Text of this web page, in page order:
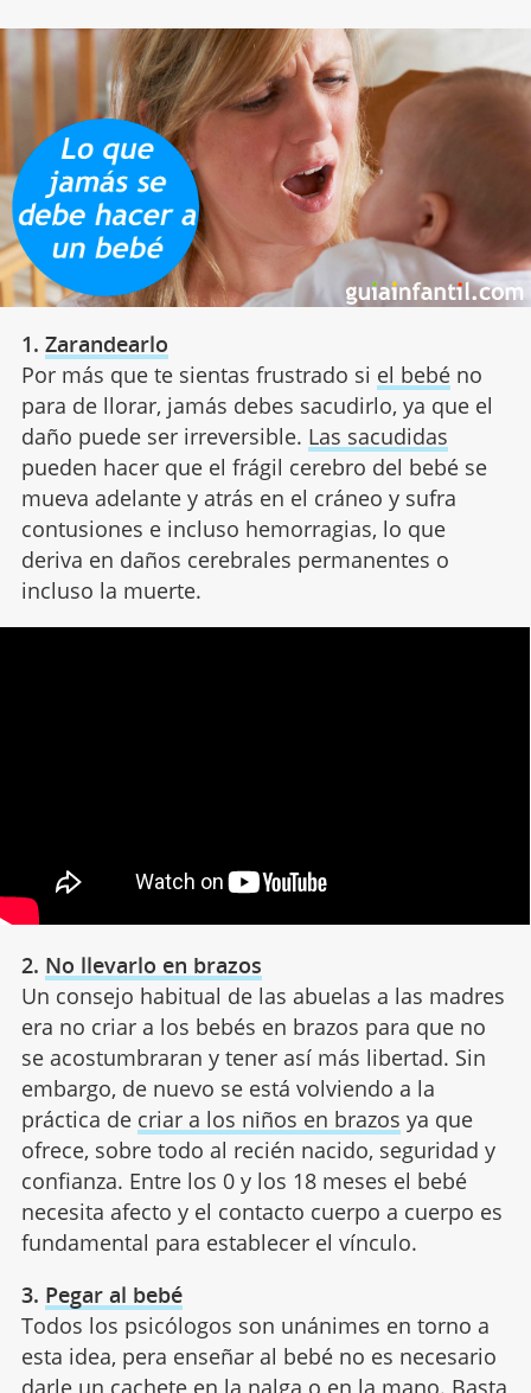
1. Zarandearlo
Por más que te sientas frustrado si el bebéno
para de llorar, jamás debes sacudirlo, ya que el
daño puede ser irreversible. Las sacudidas
pueden hacer que el frágil cerebro del bebé se
mueva adelante y atrás en el cráneo y sufra
contusiones e incluso hemorragias, lo que
deriva en daños cerebrales permanentes o
incluso la muerte.
2. No llevarlo en brazos
Un consejo habitual de las abuelas a las madres
era no criar a los bebés en brazos para que no
se acostumbraran y tener así más libertad. Sin
embargo, de nuevo se está volviendo a la
práctica de criar a los niños en brazos ya que
ofrece, sobre todo al recién nacido, seguridad y
confianza. Entre los 0 y los 18 meses el bebé
necesita afecto y el contacto cuerpo a cuerpo es
fundamental para establecer el vínculo.
3. Pegar al bebé
Todos los psicólogos son unánimes en torno a
esta idea, pera enseñar al bebé no es necesario
darle un cachete en la nalga o en la mano. Basta